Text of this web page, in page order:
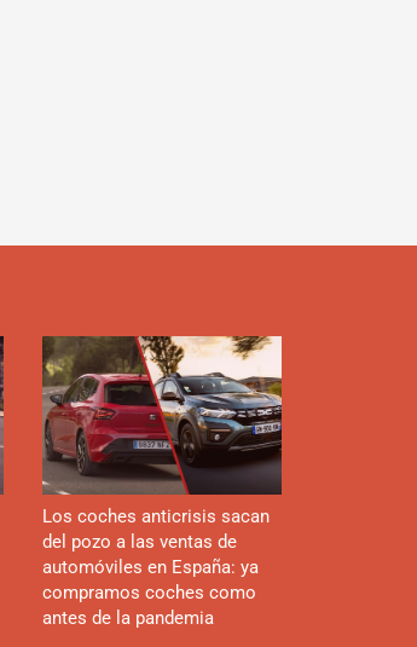
Los coches anticrisis sacan
del pozo a las ventas de
automóviles en España: ya
compramos coches como
antes de la pandemia